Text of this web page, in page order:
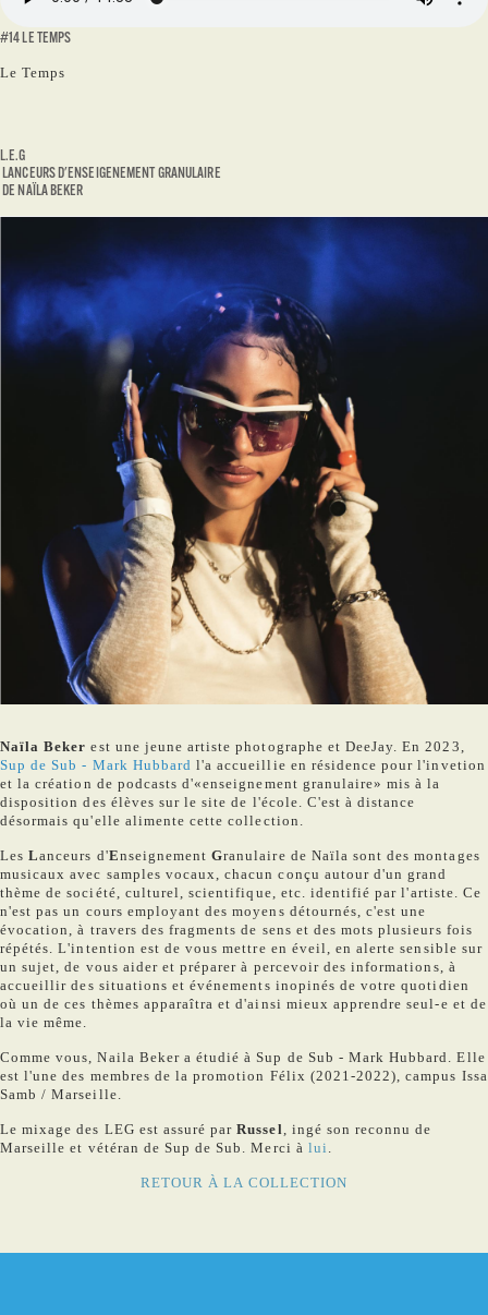
#14 LE TEMPS
Le Temps
L.E.G
LANCEURS D'ENSEIGENEMENT GRANULAIRE
DE NAÏLA BEKER
Naïla Bekerest une jeune artiste photographe et DeeJay. En 2023,
Sup de Sub - Mark Hubbard l'a accueillie en résidence pour l'invetion
et la création de podcasts d'«enseignement granulaire» mis à la
disposition des élèves sur le site de l'école. C'est à distance
désormais qu'elle alimente cette collection.
LesLanceurs d'EnseignementGranulaire de Naïla sont des montages
musicaux avec samples vocaux, chacun conçu autour d'un grand
thème de société, culturel, scientifique, etc. identifié par l'artiste. Ce
n'est pas un cours employant des moyens détournés, c'est une
évocation, à travers des fragments de sens et des mots plusieurs fois
répétés. L'intention est de vous mettre en éveil, en alerte sensible sur
un sujet, de vous aider et préparer à percevoir des informations, à
accueillir des situations et événements inopinés de votre quotidien
où un de ces thèmes apparaîtra et d'ainsi mieux apprendre seul-e et de
la vie même.
Comme vous, Naila Beker a étudié à Sup de Sub - Mark Hubbard. Elle
est l'une des membres de la promotion Félix (2021-2022), campus Issa
Samb / Marseille.
Le mixage des LEG est assuré parRussel, ingé son reconnu de
Marseille et vétéran de Sup de Sub. Merci à lui .
RETOUR À LA COLLECTION